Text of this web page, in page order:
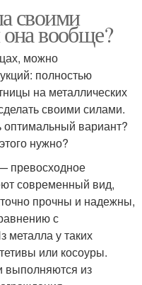
своими
вообще?
можно
полностью
на металлических
своими силами.
вариант?
нужно?
превосходное
современный вид,
прочны и надежны,
с
металла у таких
или косоуры.
выполняются из